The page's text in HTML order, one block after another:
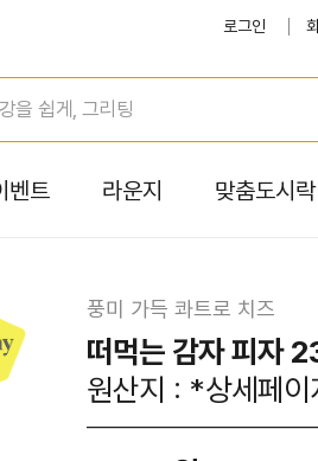
로그인
벤트 라운지 맞춤도시락
풍미 가득 콰트로 치즈
떠먹는 감자 피자
원산지 : *상세페이